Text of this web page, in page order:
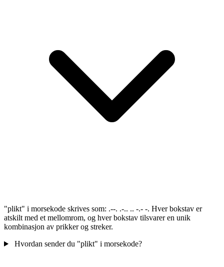
"plikt" i morsekode skrives som: .--. .-.. .. -.- -. Hver bokstav er
atskilt med et mellomrom, og hver bokstav tilsvarer en unik
kombinasjon av prikker og streker.
Hvordan sender du "plikt" i morsekode?